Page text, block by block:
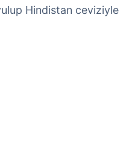
Hindistan ceviziyle